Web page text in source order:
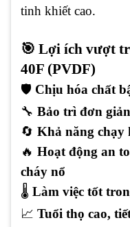
tinh khiết cao.
🎯 Lợi ích vượt
40F (PVDF)
🛡️ Chịu hóa chất
🔧 Bảo trì đơn
🔄 Khả năng chạy
🔥 Hoạt động an
cháy nổ
🌡️ Làm việc tốt
📈 Tuổi thọ cao,